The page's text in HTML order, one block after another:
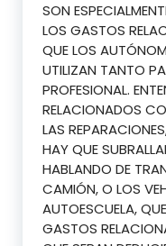
SON
LOS GASTOS
QUE LOS
UTILIZAN TANTO
PROFESIONAL.
RELACIONADOS
LAS
HAY QUE
HABLANDO DE
CAMIÓN, O LOS
AUTOESCUELA,
GASTOS